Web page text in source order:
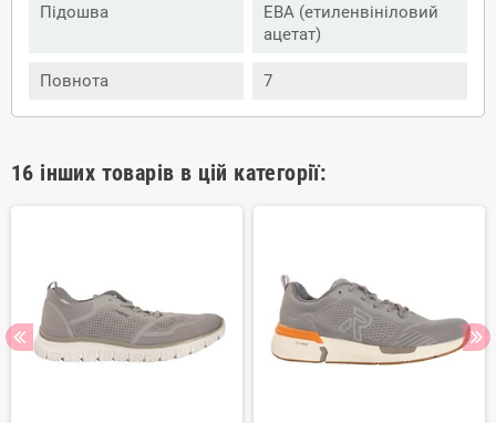
Підошва
ЕВА (етиленвініловий
ацетат)
Повнота 7
16 інших товарів в цій категорії: